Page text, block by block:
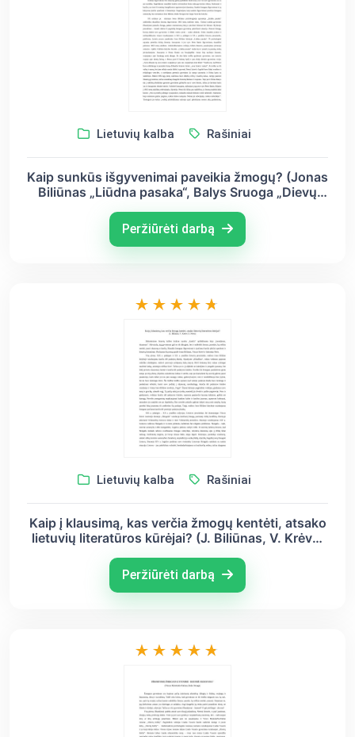
Lietuvių kalba Rašiniai
Kaip sunkūs išgyvenimai paveikia žmogų? (Jonas
Biliūnas „Liūdna pasaka“, Balys Sruoga „Dievų
Peržiūrėti darbą
Lietuvių kalba Rašiniai
Kaip į klausimą, kas verčia žmogų kentėti, atsako
lietuvių literatūros kūrėjai? (J. Biliūnas, V. Krėvė,
Peržiūrėti darbą